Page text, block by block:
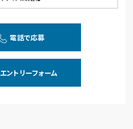
電話で応募
エントリーフォーム